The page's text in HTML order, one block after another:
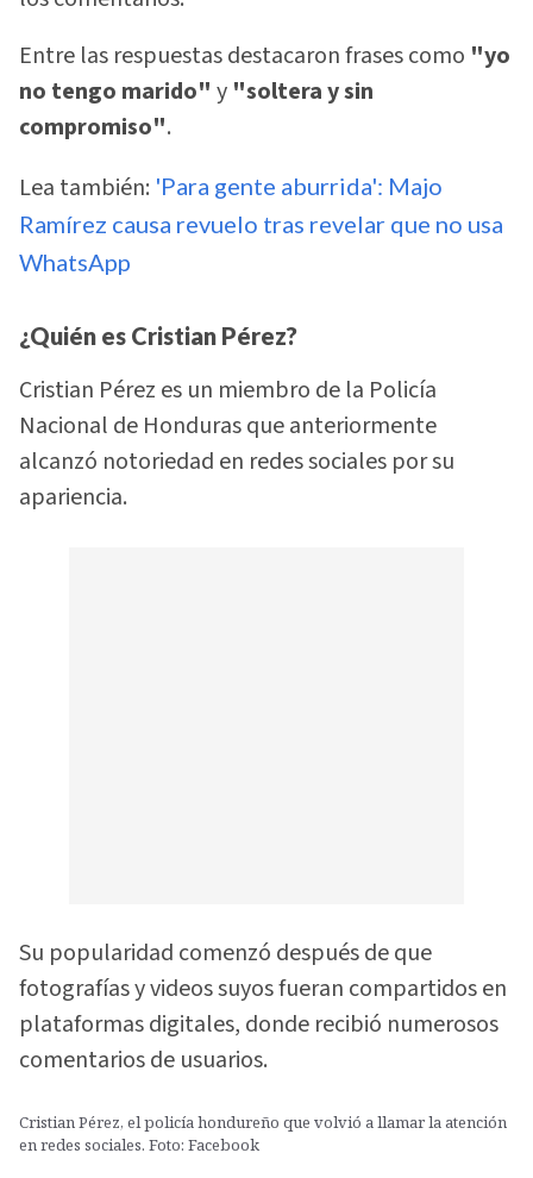
Entre las respuestas destacaron frases como "yo
no tengo marido" y "soltera y sin
compromiso".
Lea también: 'Para gente aburrida': Majo
Ramírez causa revuelo tras revelar que no usa
WhatsApp
¿Quién es Cristian Pérez?
Cristian Pérez es un miembro de la Policía
Nacional de Honduras que anteriormente
alcanzó notoriedad en redes sociales por su
apariencia.
Su popularidad comenzó después de que
fotografías y videos suyos fueran compartidos en
plataformas digitales, donde recibió numerosos
comentarios de usuarios.
Cristian Pérez, el policía hondureño que volvió a llamar la atención
en redes sociales. Foto: Facebook